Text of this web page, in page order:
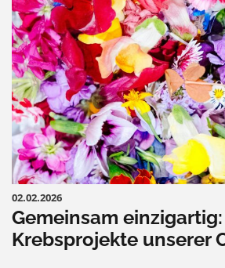
02.02.2026
Gemeinsam einzigartig:
Krebsprojekte unserer